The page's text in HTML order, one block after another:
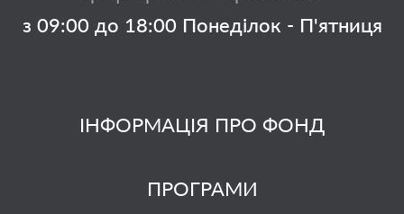
ІНФОРМАЦІЯ ПРО ФОНД
ПРОГРАМИ
з 09:00 до 18:00 Понеділок - П'ятниця